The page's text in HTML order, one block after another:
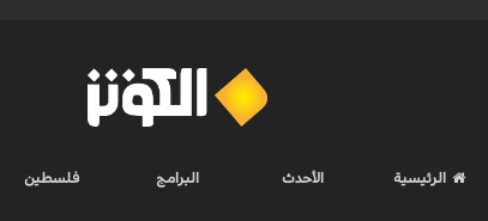
الرئيسية الأحدث البرامج فلسطين